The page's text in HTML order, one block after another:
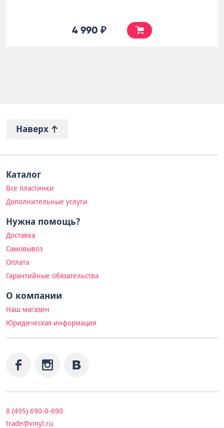
4 990 ₽
Наверх
Каталог
Все пластинки
Дополнительные услуги
Нужна помощь?
Доставка
Самовывоз
Оплата
Гарантийные обязательства
О компании
Наш магазин
Юридическая информация
8 (495) 690-0-690
trade@vinyl.ru